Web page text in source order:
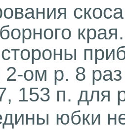
ом р. 8 раз
153 п. для
юбки